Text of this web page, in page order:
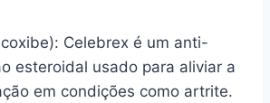
Celebrex é um anti-
esteroidal usado para aliviar a
em condições como artrite.